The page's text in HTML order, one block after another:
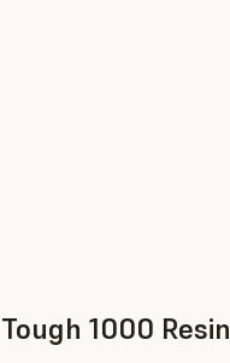
Tough 1000 Resin